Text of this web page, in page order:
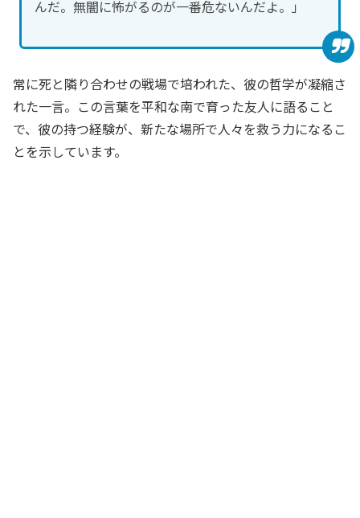
んだ。無闇に怖がるのが一番危ないんだよ。」
常に死と隣り合わせの戦場で培われた、彼の哲学が凝縮さ
れた一言。この言葉を平和な南で育った友人に語ること
で、彼の持つ経験が、新たな場所で人々を救う力になるこ
とを示しています。